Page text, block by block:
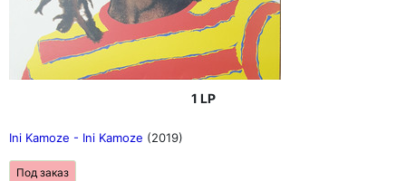
1 LP
Ini Kamoze - Ini Kamoze (2019)
Под заказ